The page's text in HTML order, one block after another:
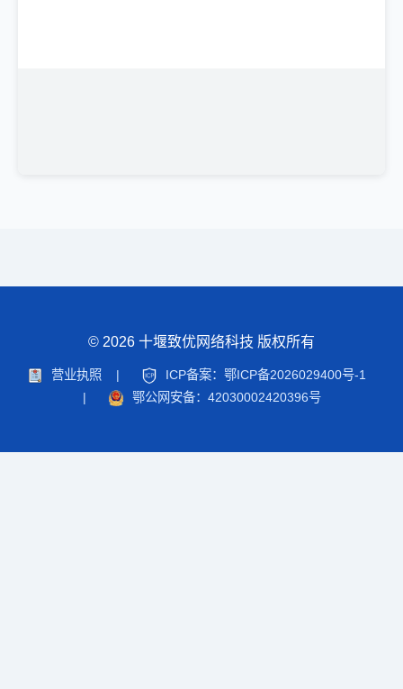
© 2026 十堰致优网络科技 版权所有
营业执照 |
ICP备案：鄂ICP备2026029400号-1
|
鄂公网安备：42030002420396号